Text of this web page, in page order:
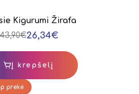
Kigurumi Žirafa
26,34€
Į krepšelį
prekė